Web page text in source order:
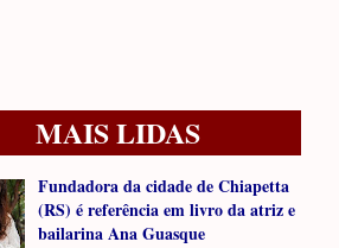
MAIS LIDAS
Fundadora da cidade de Chiapetta
(RS) é referência em livro da atriz e
bailarina Ana Guasque